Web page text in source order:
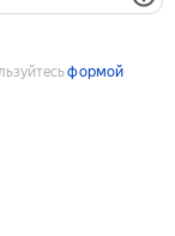
формой